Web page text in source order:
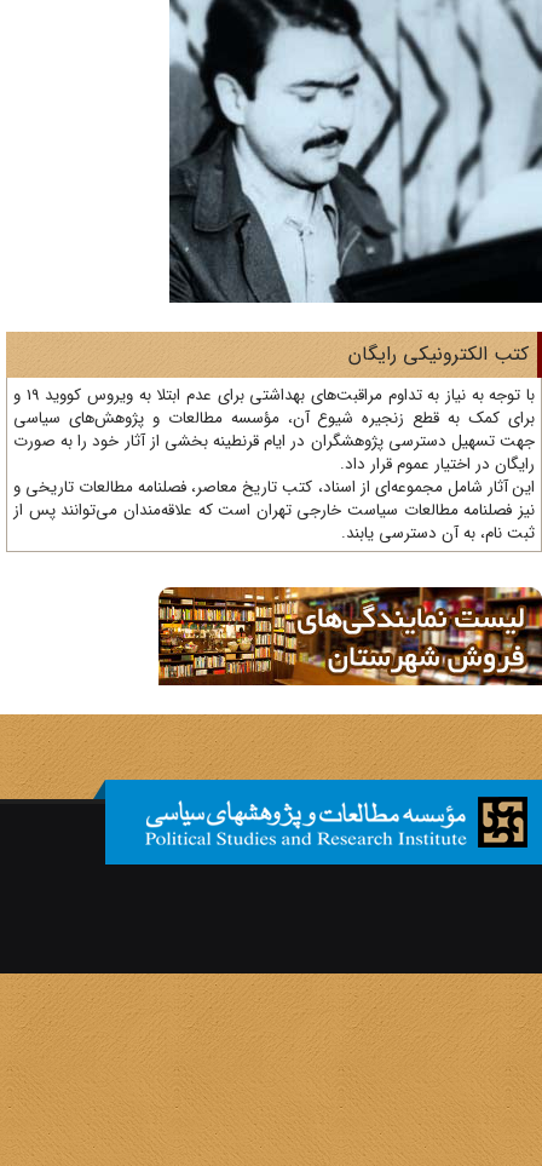
الکترونیکی رایگان
با توجه به نیاز به تداوم مراقبت‌های بهداشتی برای عدم ابتلا به ویروس کووید 19 و
کمک به قطع زنجیره شیوع آن، مؤسسه مطالعات و پژوهش‌های سیاسی
تسهیل دسترسی پژوهشگران در ایام قرنطینه بخشی از آثار خود را به صورت
در اختیار عموم قرار داد.
آثار شامل مجموعه‌ای از اسناد، کتب تاریخ معاصر، فصلنامه‌ مطالعات تاریخی و
فصلنامه مطالعات سیاست خارجی تهران است که علاقه‌مندان می‌توانند پس از
نام، به آن دسترسی یابند.